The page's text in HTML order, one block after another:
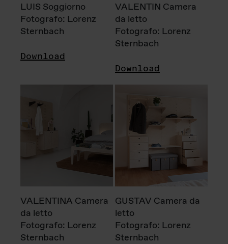
LUIS Soggiorno
Fotografo: Lorenz
Sternbach
Download
VALENTIN Camera
da letto
Fotografo: Lorenz
Sternbach
Download
VALENTINA Camera
da letto
Fotografo: Lorenz
Sternbach
GUSTAV Camera da
letto
Fotografo: Lorenz
Sternbach